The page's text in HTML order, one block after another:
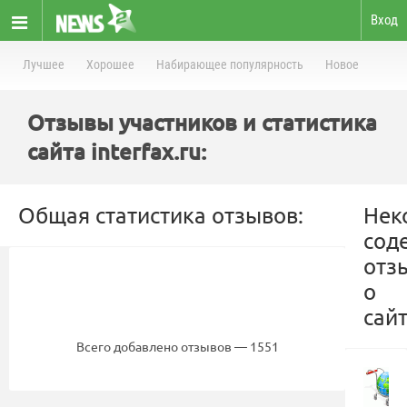
Вход
Лучшее Хорошее Набирающее популярность Новое
Отзывы участников и статистика
сайта interfax.ru:
Общая статистика отзывов:
Всего добавлено отзывов — 1551
о